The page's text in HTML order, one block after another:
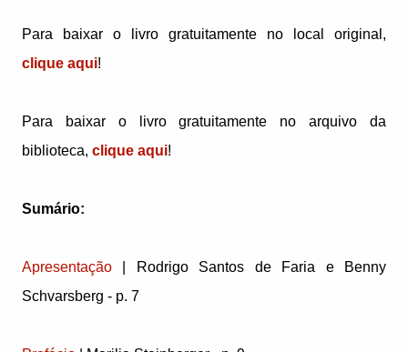
Para baixar o livro gratuitamente no local original,
clique aqui!
Para baixar o livro gratuitamente no arquivo da
biblioteca, clique aqui!
Sumário:
Apresentação | Rodrigo Santos de Faria e Benny
Schvarsberg - p. 7